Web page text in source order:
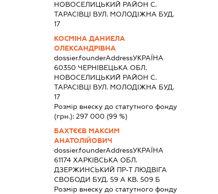
НОВОСЕЛИЦЬКИЙ РАЙОН С.
ТАРАСІВЦІ ВУЛ. МОЛОДІЖНА БУД.
17
КОСМІНА ДАНИЕЛА
ОЛЕКСАНДРІВНА
dossier.founderAddressУКРАЇНА
60350 ЧЕРНIВЕЦЬКА ОБЛ.
НОВОСЕЛИЦЬКИЙ РАЙОН С.
ТАРАСІВЦІ ВУЛ. МОЛОДІЖНА БУД.
17
Розмір внеску до статутного фонду
(грн.):297 000 (99 %)
БАХТЄЄВ МАКСИМ
АНАТОЛІЙОВИЧ
dossier.founderAddressУКРАЇНА
61174 ХАРКIВСЬКА ОБЛ.
ДЗЕРЖИНСЬКИЙ ПР-Т ЛЮДВІГА
СВОБОДИ БУД. 59 А КВ. 509 Б
Розмір внеску до статутного фонду